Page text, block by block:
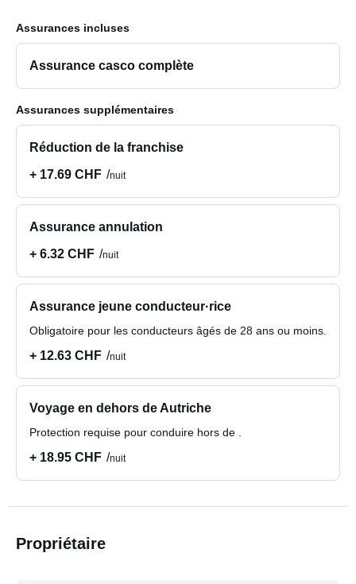
Assurances incluses
Assurance casco complète
Assurances supplémentaires
Réduction de la franchise
+ 17.69 CHF
nuit
Assurance annulation
+ 6.32 CHF
nuit
Assurance jeune conducteur·rice
Obligatoire pour les conducteurs âgés de 28 ans ou moins.
+ 12.63 CHF nuit
Voyage en dehors de Autriche
Protection requise pour conduire hors de .
+ 18.95 CHF nuit
Propriétaire